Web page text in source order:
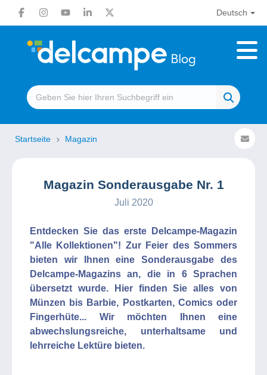
Deutsch
Startseite Magazin
Magazin Sonderausgabe Nr. 1
Juli 2020
Entdecken Sie das erste Delcampe-Magazin
"Alle Kollektionen"! Zur Feier des Sommers
bieten wir Ihnen eine Sonderausgabe des
Delcampe-Magazins an, die in 6 Sprachen
übersetzt wurde. Hier finden Sie alles von
Münzen bis Barbie, Postkarten, Comics oder
Fingerhüte... Wir möchten Ihnen eine
abwechslungsreiche, unterhaltsame und
lehrreiche Lektüre bieten.